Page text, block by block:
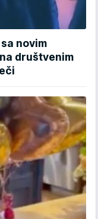
novim
društvenim